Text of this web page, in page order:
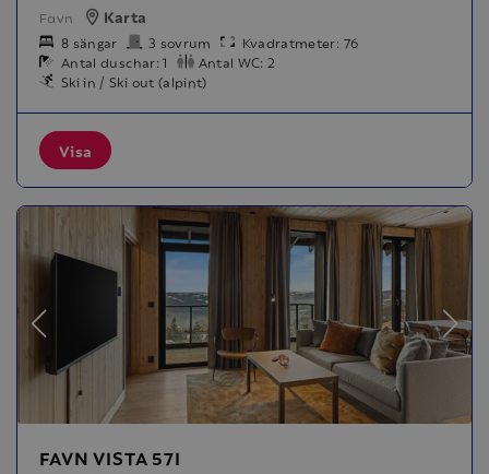
Favn Karta
8 sängar 3 sovrum
Kvadratmeter: 76
Antal duschar: 1
Antal WC: 2
Ski in / Ski out (alpint)
Visa
FAVN VISTA 57I